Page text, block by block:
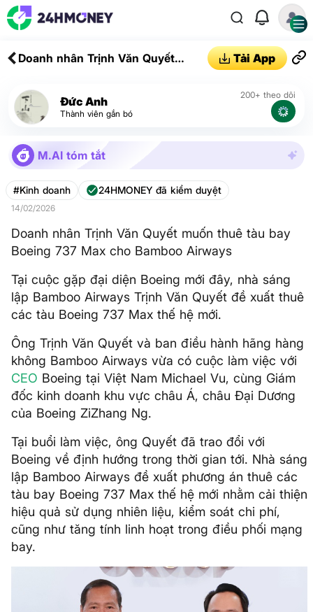
Doanh nhân Trịnh Văn Quyết
Max cho Bamboo Airways
Tải App
Đức Anh
Thành viên gắn bó
200+ theo dõi
M.AI tóm tắt
#Kinh doanh 24HMONEY đã kiểm duyệt
14/02/2026
Doanh nhân Trịnh Văn Quyết muốn thuê tàu bay
Boeing 737 Max cho Bamboo Airways
Tại cuộc gặp đại diện Boeing mới đây, nhà sáng
lập Bamboo Airways Trịnh Văn Quyết đề xuất thuê
các tàu Boeing 737 Max thế hệ mới.
Ông Trịnh Văn Quyết và ban điều hành hãng hàng
không Bamboo Airways vừa có cuộc làm việc với
CEO Boeing tại Việt Nam Michael Vu, cùng Giám
đốc kinh doanh khu vực châu Á, châu Đại Dương
của Boeing ZiZhang Ng.
Tại buổi làm việc, ông Quyết đã trao đổi với
Boeing về định hướng trong thời gian tới. Nhà sáng
lập Bamboo Airways đề xuất phương án thuê các
tàu bay Boeing 737 Max thế hệ mới nhằm cải thiện
hiệu quả sử dụng nhiên liệu, kiểm soát chi phí,
cũng như tăng tính linh hoạt trong điều phối mạng
bay.